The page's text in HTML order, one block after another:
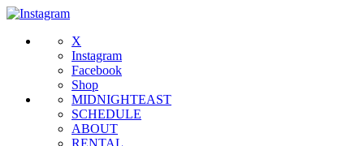
X
Instagram
Facebook
Shop
MIDNIGHTEAST
SCHEDULE
ABOUT
RENTAL